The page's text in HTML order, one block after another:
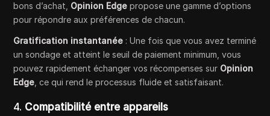
bons d’achat, Opinion Edge propose une gamme d’options
pour répondre aux préférences de chacun.
Gratification instantanée : Une fois que vous avez terminé
un sondage et atteint le seuil de paiement minimum, vous
pouvez rapidement échanger vos récompenses sur Opinion
Edge , ce qui rend le processus fluide et satisfaisant.
4. Compatibilité entre appareils